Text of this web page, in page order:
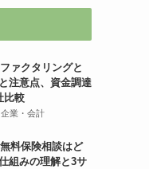
ファクタリングと
注意点、資金調達
比較
業・会計
無料保険相談はど
組みの理解と3サ